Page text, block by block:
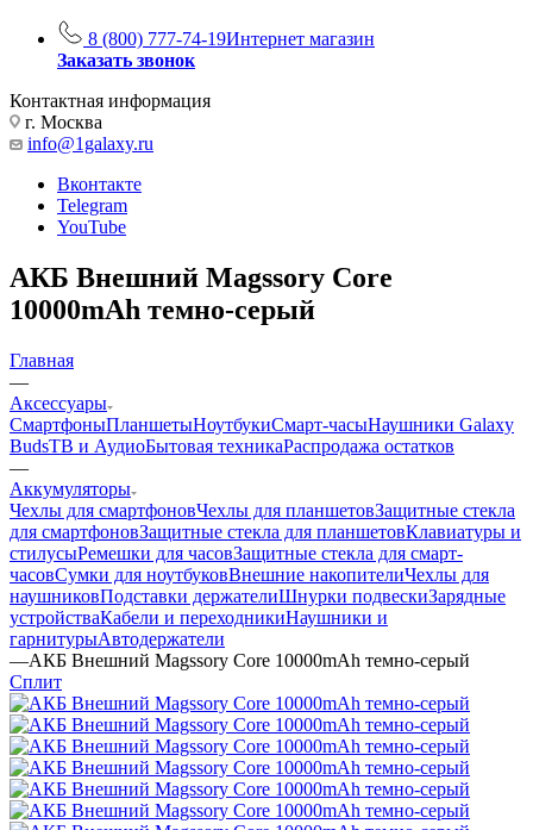
8 (800) 777-74-19Интернет магазин
Заказать звонок
Контактная информация
г. Москва
info@1galaxy.ru
Вконтакте
Telegram
YouTube
АКБ Внешний Magssory Core
10000mAh темно-серый
Главная
—
Аксессуары
СмартфоныПланшетыНоутбукиСмарт-часыНаушники Galaxy
BudsТВ и АудиоБытовая техникаРаспродажа остатков
—
Аккумуляторы
Чехлы для смартфоновЧехлы для планшетовЗащитные стекла
для смартфоновЗащитные стекла для планшетовКлавиатуры и
стилусыРемешки для часовЗащитные стекла для смарт-
часовСумки для ноутбуковВнешние накопителиЧехлы для
наушниковПодставки держателиШнурки подвескиЗарядные
устройстваКабели и переходникиНаушники и
гарнитурыАвтодержатели
—АКБ Внешний Magssory Core 10000mAh темно-серый
Сплит